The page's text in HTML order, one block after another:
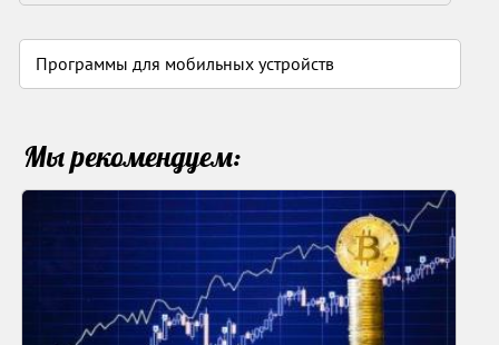
Программы для мобильных устройств
Мы рекомендуем: